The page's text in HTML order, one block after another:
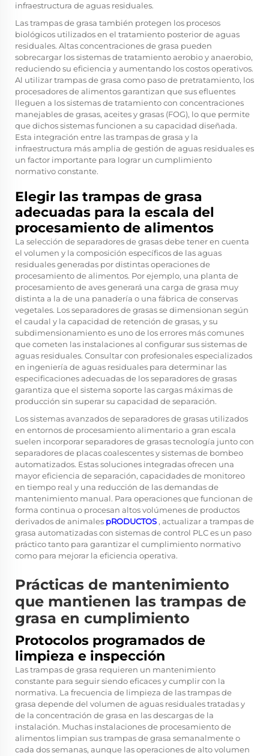
infraestructura de aguas residuales.
Las trampas de grasa también protegen los procesos
biológicos utilizados en el tratamiento posterior de aguas
residuales. Altas concentraciones de grasa pueden
sobrecargar los sistemas de tratamiento aerobio y anaerobio,
reduciendo su eficiencia y aumentando los costos operativos.
Al utilizar trampas de grasa como paso de pretratamiento, los
procesadores de alimentos garantizan que sus efluentes
lleguen a los sistemas de tratamiento con concentraciones
manejables de grasas, aceites y grasas (FOG), lo que permite
que dichos sistemas funcionen a su capacidad diseñada.
Esta integración entre las trampas de grasa y la
infraestructura más amplia de gestión de aguas residuales es
un factor importante para lograr un cumplimiento
normativo constante.
Elegir las trampas de grasa
adecuadas para la escala del
procesamiento de alimentos
La selección de separadores de grasas debe tener en cuenta
el volumen y la composición específicos de las aguas
residuales generadas por distintas operaciones de
procesamiento de alimentos. Por ejemplo, una planta de
procesamiento de aves generará una carga de grasa muy
distinta a la de una panadería o una fábrica de conservas
vegetales. Los separadores de grasas se dimensionan según
el caudal y la capacidad de retención de grasas, y su
subdimensionamiento es uno de los errores más comunes
que cometen las instalaciones al configurar sus sistemas de
aguas residuales. Consultar con profesionales especializados
en ingeniería de aguas residuales para determinar las
especificaciones adecuadas de los separadores de grasas
garantiza que el sistema soporte las cargas máximas de
producción sin superar su capacidad de separación.
Los sistemas avanzados de separadores de grasas utilizados
en entornos de procesamiento alimentario a gran escala
suelen incorporarseparadores de grasastecnología junto con
separadores de placas coalescentes y sistemas de bombeo
automatizados. Estas soluciones integradas ofrecen una
mayor eficiencia de separación, capacidades de monitoreo
en tiempo real y una reducción de las demandas de
mantenimiento manual. Para operaciones que funcionan de
forma continua o procesan altos volúmenes de productos
derivados de animales pRODUCTOS , actualizar a trampas de
grasa automatizadas con sistemas de control PLC es un paso
práctico tanto para garantizar el cumplimiento normativo
como para mejorar la eficiencia operativa.
Prácticas de mantenimiento
que mantienen las trampas de
grasa en cumplimiento
Protocolos programados de
limpieza e inspección
Las trampas de grasa requieren un mantenimiento
constante para seguir siendo eficaces y cumplir con la
normativa. La frecuencia de limpieza de las trampas de
grasa depende del volumen de aguas residuales tratadas y
de la concentración de grasa en las descargas de la
instalación. Muchas instalaciones de procesamiento de
alimentos limpian sus trampas de grasa semanalmente o
cada dos semanas, aunque las operaciones de alto volumen